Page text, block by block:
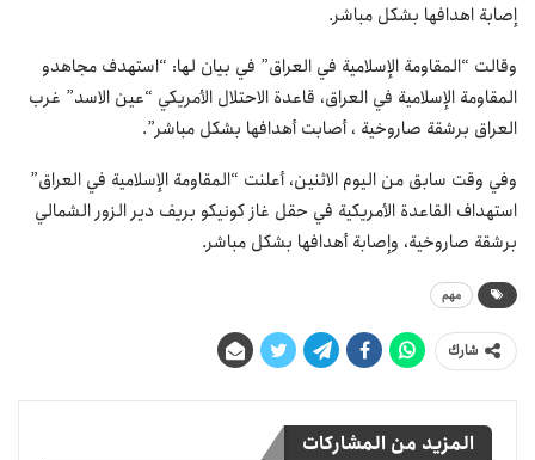
إصابة اهدافها بشكل مباشر.
وقالت “المقاومة الإسلامية في العراق” في بيان لها: “استهدف مجاهدو
المقاومة الإسلامية في العراق، قاعدة الاحتلال الأمريكي “عين الاسد” غرب
العراق برشقة صاروخية ، أصابت أهدافها بشكل مباشر”.
وفي وقت سابق من اليوم الاثنين، أعلنت “المقاومة الإسلامية في العراق”
استهداف القاعدة الأمريكية في حقل غاز كونيكو بريف دير الزور الشمالي
برشقة صاروخية، وإصابة أهدافها بشكل مباشر.
مهم
شارك
المزيد من المشاركات